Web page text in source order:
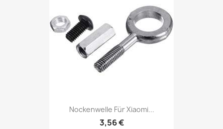
Nockenwelle Für Xiaomi...
3,56 €